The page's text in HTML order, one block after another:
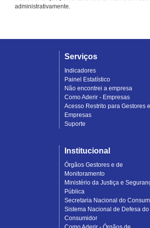
administrativamente.
Serviços
Indicadores
Painel Estatístico
Não encontrei a empresa
Como Aderir - Empresas
Acesso Restrito para Gestores e
Empresas
Suporte
Institucional
Órgãos Gestores e de
Monitoramento
Ministério da Justiça e
Pública
Secretaria Nacional do
Sistema Nacional de Defesa do
Consumidor